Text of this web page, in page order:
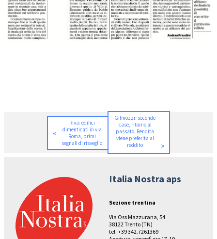
«
Riva: edifici
dimenticati in via
Roma, primi
segnali di risveglio
Gilmozzi: seconde
case, ritorno al
passato. Rendita
viene preferita al
reddito
»
Italia Nostra aps
Sezione trentina
Via Oss Mazzurana, 54
38122 Trento (TN)
tel. +39 342.7261369